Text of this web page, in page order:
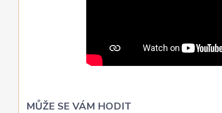
MŮŽE SE VÁM HODIT